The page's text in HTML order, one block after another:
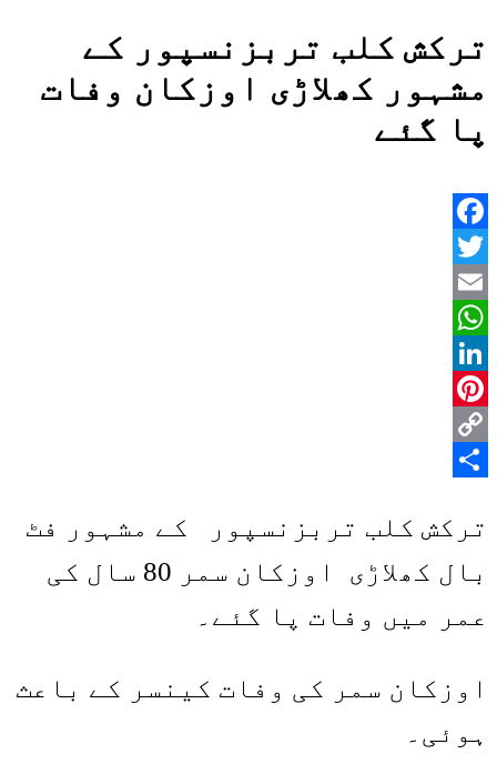
ترکش کلب تربزنسپور کے
مشہور کھلاڑی اوزکان وفات
پا گئے
Facebook
Twitter
Email
WhatsApp
LinkedIn
Pinterest
Copy
ترکش کلب تربزنسپور کے مشہور فٹ
بال کھلاڑی اوزکان سمر 80 سال کی
عمر میں وفات پا گئے۔
اوزکان سمر کی وفات کینسر کے باعث
ہوئی۔